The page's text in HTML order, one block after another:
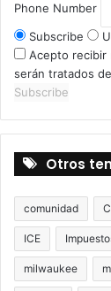
Phone Number
Subscribe
Acepto recibir
serán tratados
Subscribe
Otros
comunidad
ICE
milwaukee